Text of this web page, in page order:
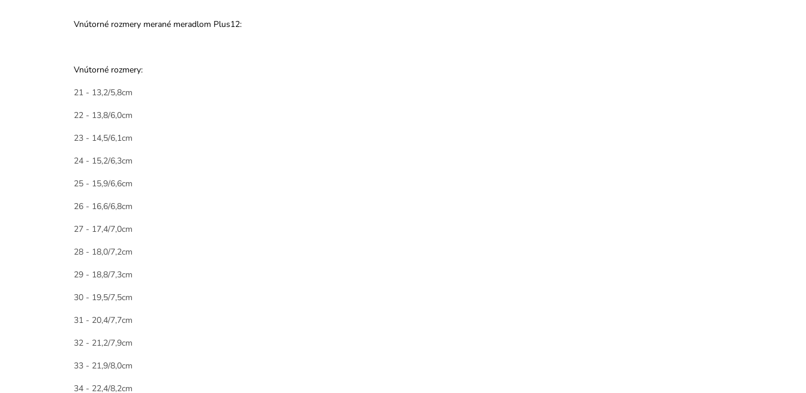
Vnútorné rozmery merané meradlom Plus12:
Vnútorné rozmery:
21 - 13,2/5,8cm
22 - 13,8/6,0cm
23 - 14,5/6,1cm
24 - 15,2/6,3cm
25 - 15,9/6,6cm
26 - 16,6/6,8cm
27 - 17,4/7,0cm
28 - 18,0/7,2cm
29 - 18,8/7,3cm
30 - 19,5/7,5cm
31 - 20,4/7,7cm
32 - 21,2/7,9cm
33 - 21,9/8,0cm
34 - 22,4/8,2cm